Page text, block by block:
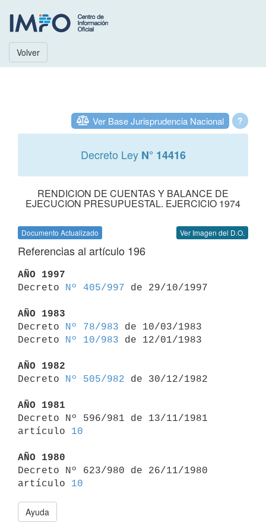
Volver
?
Ver Base Jurisprudencia Nacional
Decreto Ley N° 14416
RENDICION DE CUENTAS Y BALANCE DE
EJECUCION PRESUPUESTAL. EJERCICIO 1974
Documento Actualizado Ver Imagen del D.O.
Referencias al artículo 196
AÑO 1997
Decreto
Nº 405/997 de 29/10/1997
AÑO 1983
Decreto
Nº 78/983 de 10/03/1983
Decreto
Nº 10/983 de 12/01/1983
AÑO 1982
Decreto
Nº 505/982 de 30/12/1982
AÑO 1981
Decreto Nº 596/981 de 13/11/1981
artículo 10
AÑO 1980
Decreto Nº 623/980 de 26/11/1980
artículo 10
Ayuda